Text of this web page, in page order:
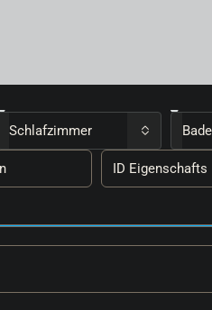
Schlafzimmer